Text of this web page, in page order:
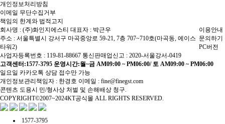
개인정보처리방침
이메일 무단수집거부
책임의 한계와 법적고지
이용안내
문의하기
PC버전
회사명 : (주)화인지에스티 대표자 : 박근우
주소 : 서울특별시 강서구 마곡중앙로 59-21, 7층 707~710호(마곡동, 에이스
타워2)
사업자등록번호 : 119-81-88667 통신판매업신고 : 2020-서울강서-0419
고객센터:1577-3795 운영시간:월~금 AM09:00 ~ PM06:00/ 토 AM09:00 ~ PM06:00
일요일 카카오톡 상담 접수만 가능
개인정보관리책임자 : 한경호 이메일 : fine@finegst.com
콘텐츠 도용시 민/형사상 처벌 및 손해배상 청구.
COPYRIGHT©2007~2024KT공식몰 ALL RIGHTS RESERVED.
1577-3795